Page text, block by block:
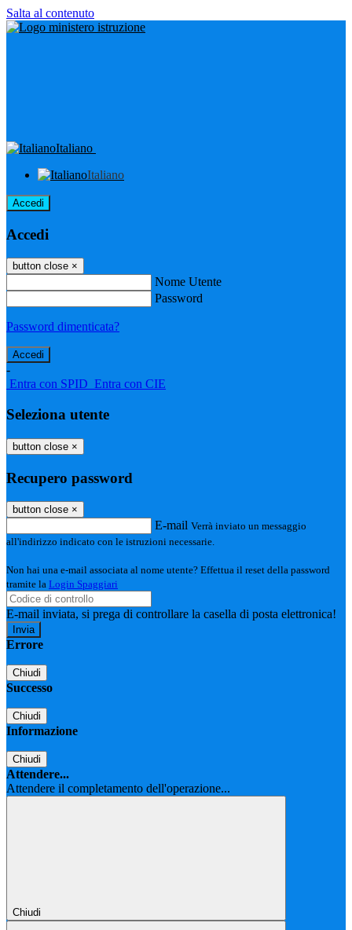
Salta al contenuto
Italiano
Italiano
Accedi
Accedi
button close ×
Nome Utente
Password
Password dimenticata?
-
Entra con SPID Entra con CIE
Seleziona utente
button close ×
Recupero password
button close ×
E-mail Verrà inviato un messaggio
all'indirizzo indicato con le istruzioni necessarie.
Non hai una e-mail associata al nome utente? Effettua il reset della password
tramite la Login Spaggiari
E-mail inviata, si prega di controllare la casella di posta elettronica!
Errore
Chiudi
Successo
Chiudi
Informazione
Chiudi
Attendere...
Attendere il completamento dell'operazione...
Chiudi